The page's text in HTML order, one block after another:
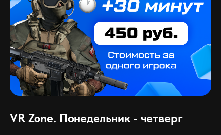
VR Zone. Понедельник - четверг